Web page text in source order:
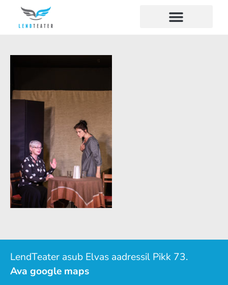
LendTeater asub Elvas aadressil Pikk 73.
Ava google maps